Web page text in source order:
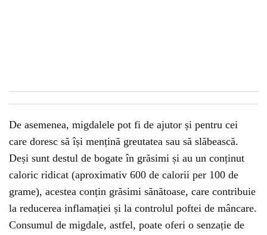
De asemenea, migdalele pot fi de ajutor și pentru cei
care doresc să își mențină greutatea sau să slăbească.
Deși sunt destul de bogate în grăsimi și au un conținut
caloric ridicat (aproximativ 600 de calorii per 100 de
grame), acestea conțin grăsimi sănătoase, care contribuie
la reducerea inflamației și la controlul poftei de mâncare.
Consumul de migdale, astfel, poate oferi o senzație de